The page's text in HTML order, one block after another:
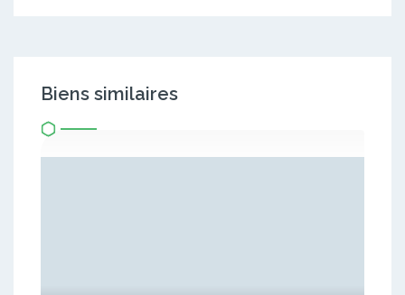
Biens similaires